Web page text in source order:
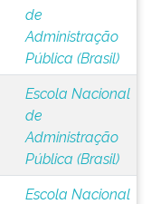
de
Administração
Pública (Brasil)
Escola Nacional
de
Administração
Pública (Brasil)
Escola Nacional